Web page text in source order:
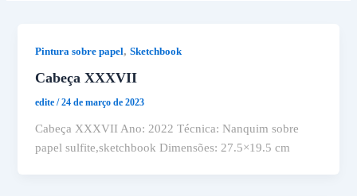
Pintura sobre papel,Sketchbook
Cabeça XXXVII
edite/24 de março de 2023
Cabeça XXXVII Ano: 2022 Técnica: Nanquim sobre
papel sulfite,sketchbook Dimensões: 27.5×19.5 cm